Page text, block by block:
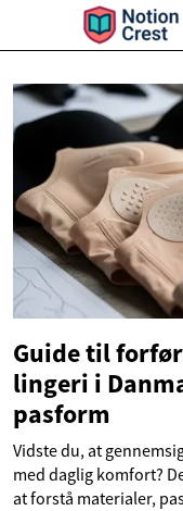
Guide til
lingeri i
pasform
Vidste du, at
med daglig komfort?
at forstå materialer,